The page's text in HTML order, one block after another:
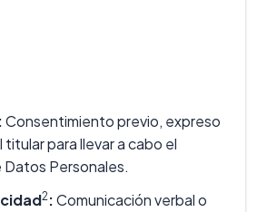
:Consentimiento previo, expreso
para llevar a cabo el
Personales.
2:Comunicación verbal o